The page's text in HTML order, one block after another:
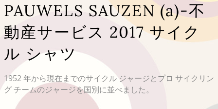
PAUWELS SAUZEN (a)-不
動産サービス 2017 サイク
ル シャツ
1952 年から現在までのサイクル ジャージとプロ サイクリン
グ チームのジャージを国別に並べました。